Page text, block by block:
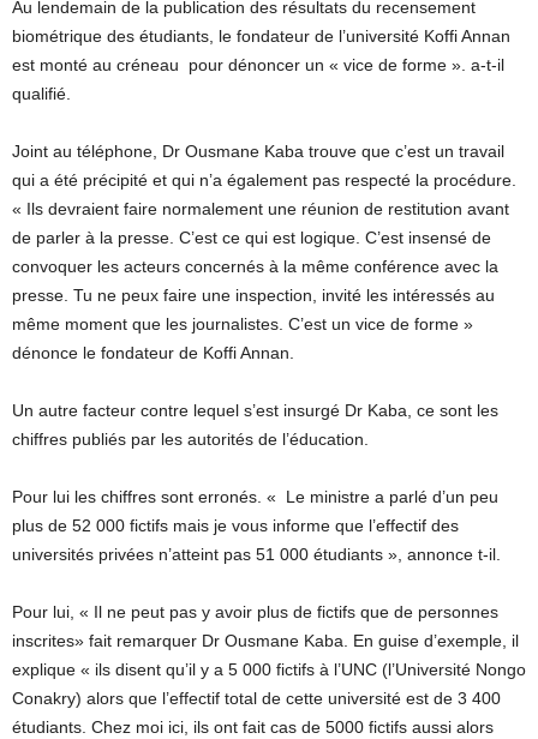
Au lendemain de la publication des résultats du recensement
biométrique des étudiants, le fondateur de l’université Koffi Annan
est monté au créneau pour dénoncer un « vice de forme ». a-t-il
qualifié.
Joint au téléphone, Dr Ousmane Kaba trouve que c’est un travail
qui a été précipité et qui n’a également pas respecté la procédure.
« Ils devraient faire normalement une réunion de restitution avant
de parler à la presse. C’est ce qui est logique. C’est insensé de
convoquer les acteurs concernés à la même conférence avec la
presse. Tu ne peux faire une inspection, invité les intéressés au
même moment que les journalistes. C’est un vice de forme »
dénonce le fondateur de Koffi Annan.
Un autre facteur contre lequel s’est insurgé Dr Kaba, ce sont les
chiffres publiés par les autorités de l’éducation.
Pour lui les chiffres sont erronés. « Le ministre a parlé d’un peu
plus de 52 000 fictifs mais je vous informe que l’effectif des
universités privées n’atteint pas 51 000 étudiants », annonce t-il.
Pour lui, « Il ne peut pas y avoir plus de fictifs que de personnes
inscrites» fait remarquer Dr Ousmane Kaba. En guise d’exemple, il
explique « ils disent qu’il y a 5 000 fictifs à l’UNC (l’Université Nongo
Conakry) alors que l’effectif total de cette université est de 3 400
étudiants. Chez moi ici, ils ont fait cas de 5000 fictifs aussi alors